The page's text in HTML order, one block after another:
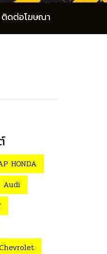
ติดต่อโฆษณา
HONDA
Audi